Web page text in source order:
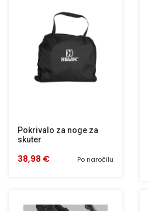
Pokrivalo za noge za
skuter
Po naročilu
38,98 €